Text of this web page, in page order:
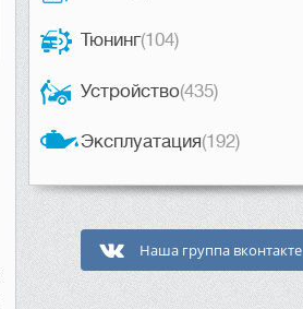
Тюнинг(104)
Устройство(435)
Эксплуатация(192)
Наша группа вконтакте